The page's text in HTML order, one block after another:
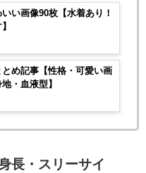
い画像90枚【水着あり！
め記事【性格・可愛い画
・血液型】
長・スリーサイ